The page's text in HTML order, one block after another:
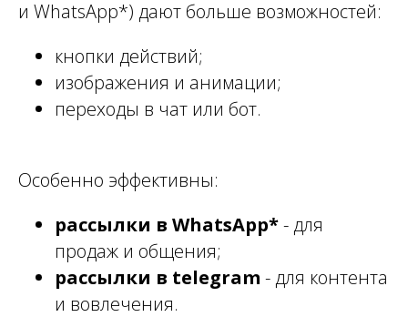
и WhatsApp*) дают больше возможностей:
кнопки действий;
изображения и анимации;
переходы в чат или бот.
Особенно эффективны:
рассылки в WhatsApp*- для
продаж и общения;
рассылки в telegram - для контента
и вовлечения.